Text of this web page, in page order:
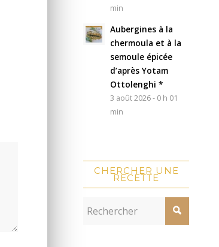
min
Aubergines à la
chermoula et à la
semoule épicée
d’après Yotam
Ottolenghi *
3 août 2026 - 0 h 01
min
CHERCHER UNE
RECETTE